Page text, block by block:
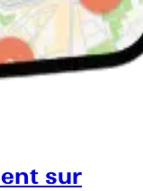
sur